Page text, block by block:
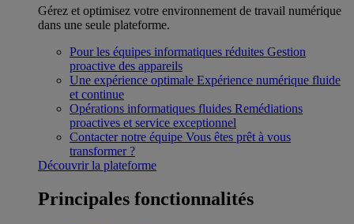
Gérez et optimisez votre environnement de travail numérique
dans une seule plateforme.
Pour les équipes informatiques réduites Gestion
proactive des appareils
Une expérience optimale Expérience numérique fluide
et continue
Opérations informatiques fluides Remédiations
proactives et service exceptionnel
Contacter notre équipe Vous êtes prêt à vous
transformer ?
Découvrir la plateforme
Principales fonctionnalités